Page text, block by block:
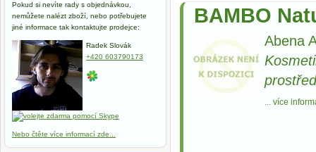
BAMBO
Abena
... více
Pokud si nevíte rady s objednávkou,
nemůžete nalézt zboží, nebo potřebujete
jiné informace tak kontaktujte prodejce:
Radek Slovák
+420 603790173
Nebo čtěte více informací zde...